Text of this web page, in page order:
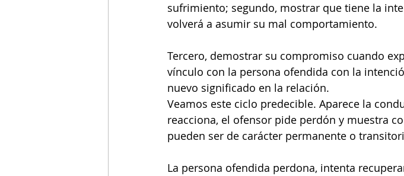
sufrimiento; segundo, mostrar que tiene la
volverá a asumir su mal comportamiento.
Tercero, demostrar su compromiso cuando
vínculo con la persona ofendida con la
nuevo significado en la relación.
Veamos este ciclo predecible. Aparece la
reacciona, el ofensor pide perdón y muestra
pueden ser de carácter permanente o
La persona ofendida perdona, intenta